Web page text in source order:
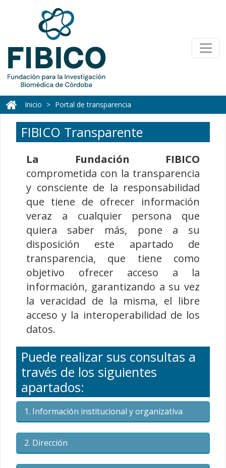
Inicio Portal de transparencia
FIBICO Transparente
La Fundación FIBICO
comprometida con la transparencia
y consciente de la responsabilidad
que tiene de ofrecer información
veraz a cualquier persona que
quiera saber más, pone a su
disposición este apartado de
transparencia, que tiene como
objetivo ofrecer acceso a la
información, garantizando a su vez
la veracidad de la misma, el libre
acceso y la interoperabilidad de los
datos.
Puede realizar sus consultas a
través de los siguientes
apartados:
1. Información institucional y organizativa
2. Dirección